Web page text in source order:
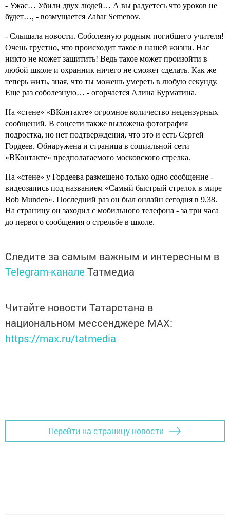
- Ужас… Убили двух людей… А вы радуетесь что уроков не
будет…, - возмущается Zahar Semenov.
- Слышала новости. Соболезную родным погибшего учителя!
Очень грустно, что происходит такое в нашей жизни. Нас
никто не может защитить! Ведь такое может произойти в
любой школе и охранник ничего не сможет сделать. Как же
теперь жить, зная, что ты можешь умереть в любую секунду.
Еще раз соболезную… - огорчается Алина Бурматина.
На «стене» «ВКонтакте» огромное количество нецензурных
сообщений. В соцсети также выложена фотография
подростка, но нет подтверждения, что это и есть Сергей
Гордеев. Обнаружена и страница в социальной сети
«ВКонтакте» предполагаемого московского стрелка.
На «стене» у Гордеева размещено только одно сообщение -
видеозапись под названием «Самый быстрый стрелок в мире
Bob Munden». Последний раз он был онлайн сегодня в 9.38.
На страницу он заходил с мобильного телефона - за три часа
до первого сообщения о стрельбе в школе.
Следите за самым важным и интересным в
Telegram-канале Татмедиа
Читайте новости Татарстана в
национальном мессенджере MАХ:
https://max.ru/tatmedia
Перейти на страницу новости